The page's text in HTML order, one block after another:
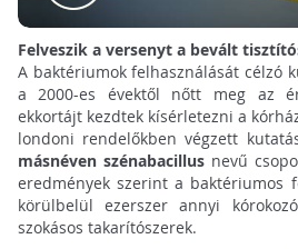
Felveszik a versenyt a bevált
A baktériumok felhasználását célzó
a 2000-es évektől nőtt meg az
ekkortájt kezdtek kísérletezni a
londoni rendelőkben végzett
másnéven szénabacillusnevű
eredmények szerint a baktériumos
körülbelül ezerszer annyi
szokásos takarítószerek.